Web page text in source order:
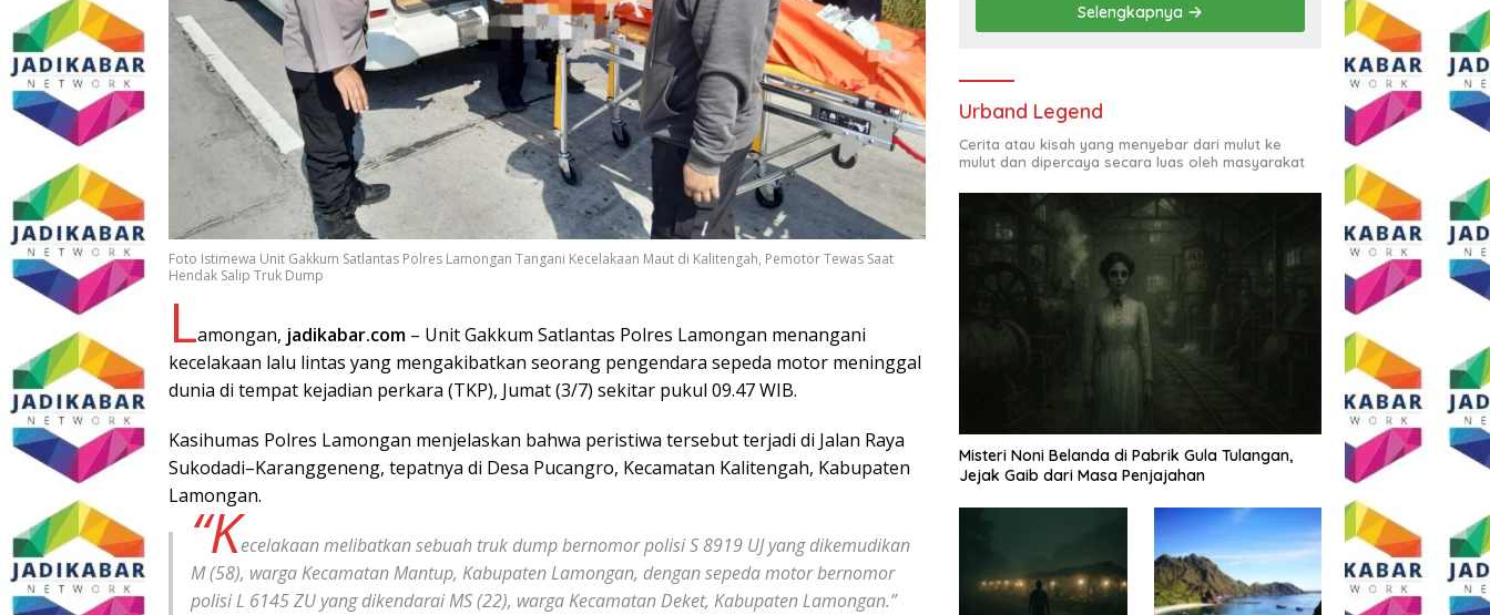
Foto Istimewa Unit Gakkum Satlantas Polres Lamongan Tangani Kecelakaan Maut di Kalitengah, Pemotor Tewas Saat
Hendak Salip Truk Dump
Lamongan, jadikabar.com – Unit Gakkum Satlantas Polres Lamongan menangani
kecelakaan lalu lintas yang mengakibatkan seorang pengendara sepeda motor meninggal
dunia di tempat kejadian perkara (TKP), Jumat (3/7) sekitar pukul 09.47 WIB.
Kasihumas Polres Lamongan menjelaskan bahwa peristiwa tersebut terjadi di Jalan Raya
Sukodadi–Karanggeneng, tepatnya di Desa Pucangro, Kecamatan Kalitengah, Kabupaten
Lamongan.
“Kecelakaan melibatkan sebuah truk dump bernomor polisi S 8919 UJ yang dikemudikan
M (58), warga Kecamatan Mantup, Kabupaten Lamongan, dengan sepeda motor bernomor
polisi L 6145 ZU yang dikendarai MS (22), warga Kecamatan Deket, Kabupaten Lamongan.”
Selengkapnya
Urband Legend
Cerita atau kisah yang menyebar dari mulut ke
mulut dan dipercaya secara luas oleh masyarakat
Misteri Noni Belanda di Pabrik Gula Tulangan,
Jejak Gaib dari Masa Penjajahan